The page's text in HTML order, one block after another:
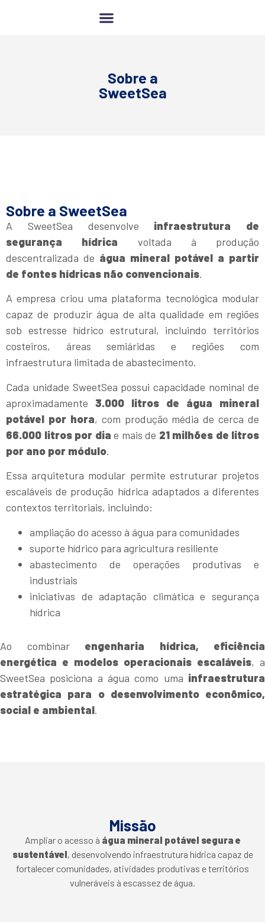
Sobre a
SweetSea
Sobre a SweetSea
A SweetSea desenvolve infraestrutura de
segurança hídrica voltada à produção
descentralizada de água mineral potável a partir
de fontes hídricas não convencionais.
A empresa criou uma plataforma tecnológica modular
capaz de produzir água de alta qualidade em regiões
sob estresse hídrico estrutural, incluindo territórios
costeiros, áreas semiáridas e regiões com
infraestrutura limitada de abastecimento.
Cada unidade SweetSea possui capacidade nominal de
aproximadamente 3.000 litros de água mineral
potável por hora, com produção média de cerca de
66.000 litros por dia e mais de 21 milhões de litros
por ano por módulo.
Essa arquitetura modular permite estruturar projetos
escaláveis de produção hídrica adaptados a diferentes
contextos territoriais, incluindo:
ampliação do acesso à água para comunidades
suporte hídrico para agricultura resiliente
abastecimento de operações produtivas e
industriais
iniciativas de adaptação climática e segurança
hídrica
Ao combinar engenharia hídrica, eficiência
energética e modelos operacionais escaláveis, a
SweetSea posiciona a água como uma infraestrutura
estratégica para o desenvolvimento econômico,
social e ambiental.
Missão
Ampliar o acesso à água mineral potável segura e
sustentável, desenvolvendo infraestrutura hídrica capaz de
fortalecer comunidades, atividades produtivas e territórios
vulneráveis à escassez de água.